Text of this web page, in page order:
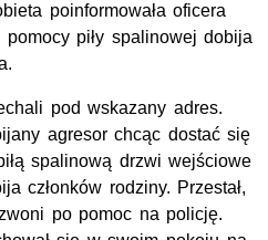
poinformowała oficera
piły spalinowej dobija
pod wskazany adres.
agresor chcąc dostać się
spalinową drzwi wejściowe
członków rodziny. Przestał,
po pomoc na policję.